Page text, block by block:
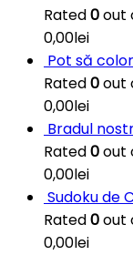
Rated0out
0,00lei
Pot să
Rated0out
0,00lei
Bradul
Rated0out
0,00lei
Sudoku de
Rated0out
0,00lei